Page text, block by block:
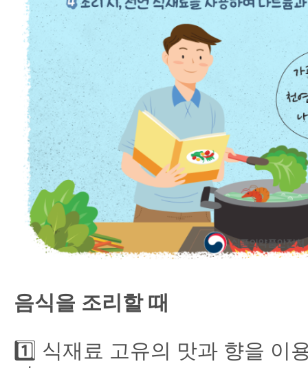
음식을 조리할 때
1️⃣ 식재료 고유의 맛과 향을 이